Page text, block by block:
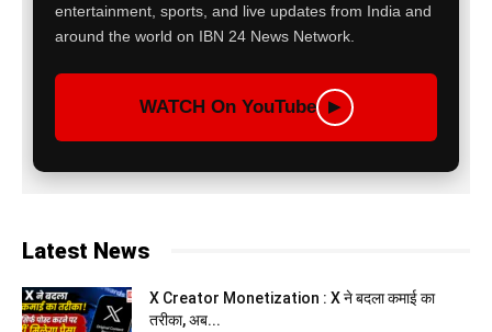
entertainment, sports, and live updates from India and
around the world on IBN 24 News Network.
WATCH On YouTube ▶
Latest News
X Creator Monetization : X ने बदला कमाई का
तरीका, अब...